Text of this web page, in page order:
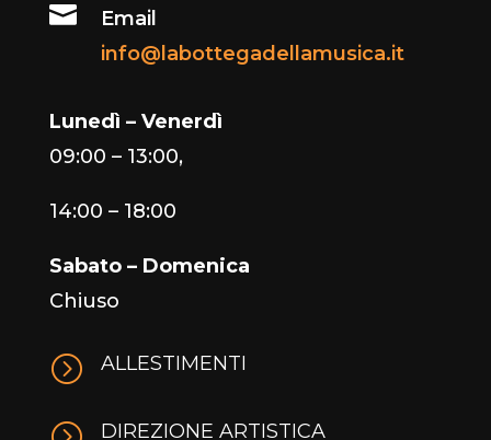

Email
info@labottegadellamusica.it
Lunedì – Venerdì
09:00 – 13:00,
14:00 – 18:00
Sabato – Domenica
Chiuso
= ALLESTIMENTI
DIREZIONE ARTISTICA